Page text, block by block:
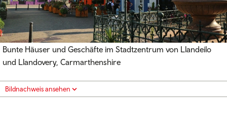
Bunte Häuser und Geschäfte im Stadtzentrum von Llandeilo
und Llandovery, Carmarthenshire
Bildnachweis ansehen